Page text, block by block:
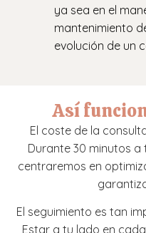
ya sea en el
mantenimiento
evolución de un
Así
El coste de la
Durante 30 minutos
centraremos en
El seguimiento es tan
Estar a tu lado en